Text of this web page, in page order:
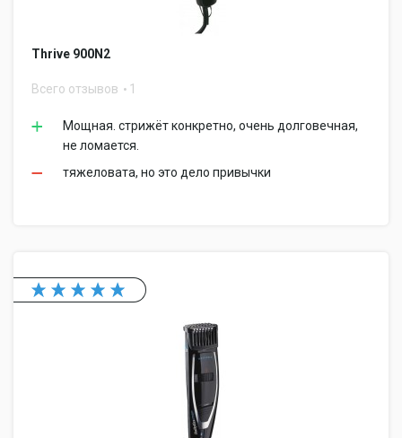
Thrive 900N2
Всего отзывов 1
Мощная. стрижёт конкретно, очень долговечная,
не ломается.
тяжеловата, но это дело привычки